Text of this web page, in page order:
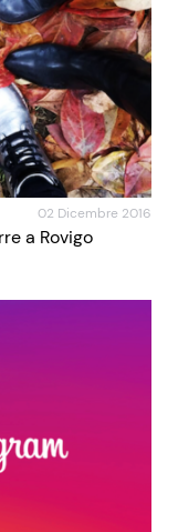
02 Dicembre 2016
a Rovigo